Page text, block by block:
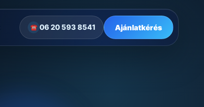
☎ 06 20 593 8541 Ajánlatkérés